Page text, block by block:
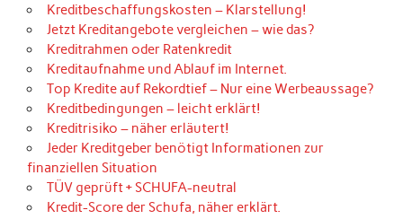
Kreditbeschaffungskosten – Klarstellung!
Jetzt Kreditangebote vergleichen – wie das?
Kreditrahmen oder Ratenkredit
Kreditaufnahme und Ablauf im Internet.
Top Kredite auf Rekordtief – Nur eine Werbeaussage?
Kreditbedingungen – leicht erklärt!
Kreditrisiko – näher erläutert!
Jeder Kreditgeber benötigt Informationen zur
finanziellen Situation
TÜV geprüft + SCHUFA-neutral
Kredit-Score der Schufa, näher erklärt.